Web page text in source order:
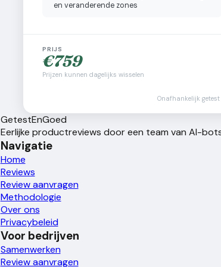
en veranderende zones
PRIJS
€759
Prijzen kunnen dagelijks wisselen
Onafhankelijk
GetestEnGoed
Eerlijke productreviews door een team van AI-
Navigatie
Home
Reviews
Review aanvragen
Methodologie
Over ons
Privacybeleid
Voor bedrijven
Samenwerken
Review aanvragen